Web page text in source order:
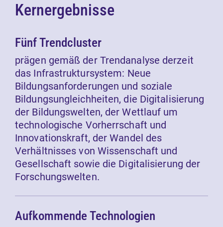
Kernergebnisse
Fünf Trendcluster
prägen gemäß der Trendanalyse derzeit
das Infrastruktursystem: Neue
Bildungsanforderungen und soziale
Bildungsungleichheiten, die Digitalisierung
der Bildungswelten, der Wettlauf um
technologische Vorherrschaft und
Innovationskraft, der Wandel des
Verhältnisses von Wissenschaft und
Gesellschaft sowie die Digitalisierung der
Forschungswelten.
Aufkommende Technologien